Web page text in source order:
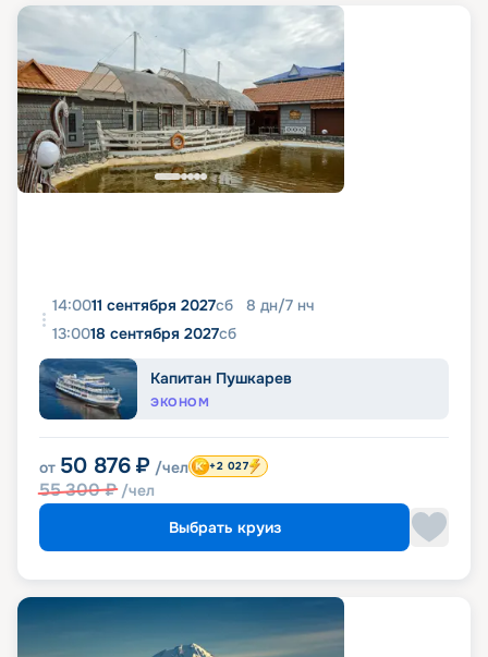
14:0011 сентября 2027сб 8 дн/7 нч
13:0018 сентября 2027сб
Капитан Пушкарев
ЭКОНОМ
от 50 876 ₽ /чел
55 300₽ /чел
+2 027
Выбрать круиз